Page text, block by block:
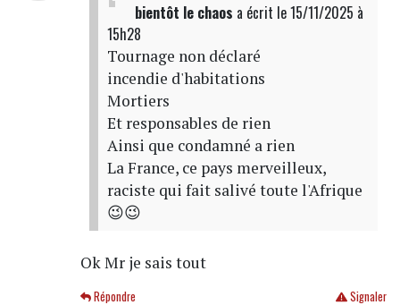
bientôt le chaos a écrit le 15/11/2025 à
15h28
Tournage non déclaré
incendie d'habitations
Mortiers
Et responsables de rien
Ainsi que condamné a rien
La France, ce pays merveilleux,
raciste qui fait salivé toute l'Afrique
😉😉
Ok Mr je sais tout
Signaler
Répondre